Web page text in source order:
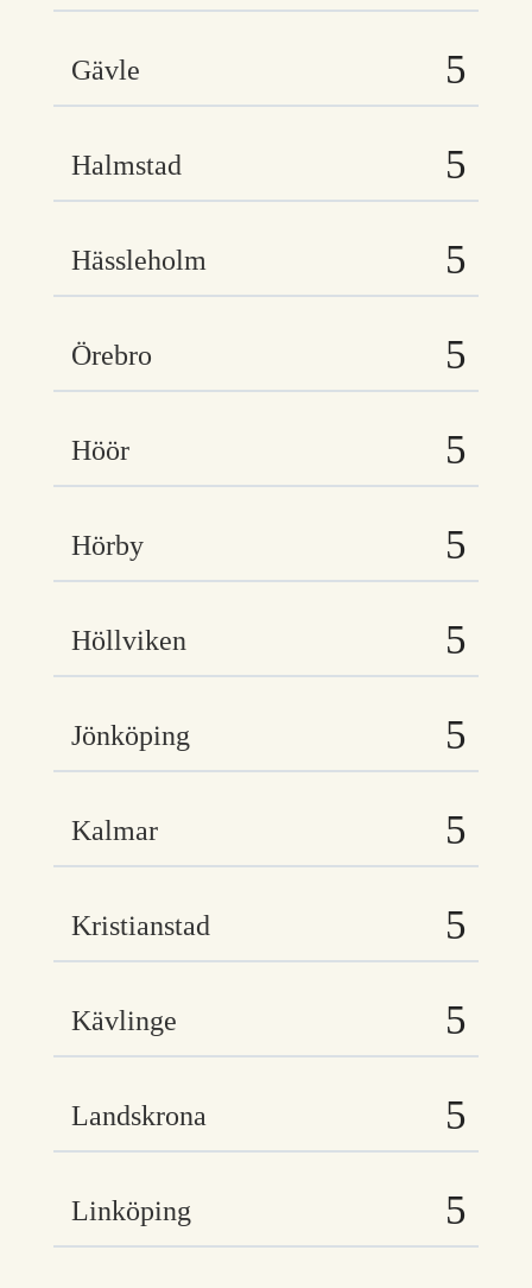
Gävle
Halmstad
Hässleholm
Örebro
Höör
Hörby
Höllviken
Jönköping
Kalmar
Kristianstad
Kävlinge
Landskrona
Linköping